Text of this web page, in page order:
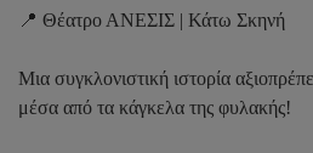
📍 Θέατρο ΑΝΕΣΙΣ | Κάτω Σκηνή
Μια συγκλονιστική ιστορία
μέσα από τα κάγκελα της φυλακής!